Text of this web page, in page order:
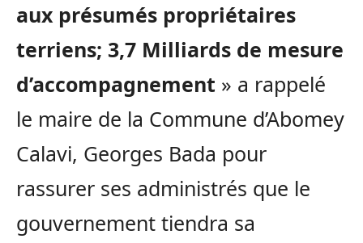
aux présumés propriétaires
terriens; 3,7 Milliards de mesure
d’accompagnement » a rappelé
le maire de la Commune d’Abomey
Calavi, Georges Bada pour
rassurer ses administrés que le
gouvernement tiendra sa